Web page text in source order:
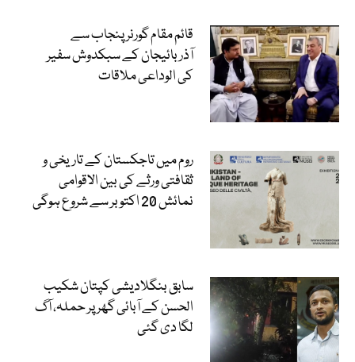
قائم مقام گورنر پنجاب سے
آذربائیجان کے سبکدوش سفیر
کی الوداعی ملاقات
روم میں تاجکستان کے تاریخی و
ثقافتی ورثے کی بین الاقوامی
نمائش 20 اکتوبر سے شروع ہوگی
سابق بنگلادیشی کپتان شکیب
الحسن کے آبائی گھر پر حملہ، آگ
لگا دی گئی